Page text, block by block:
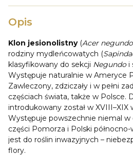
Opis
Klon jesionolistny(Acer negundo
rodziny mydleńcowatych (
klasyfikowany do sekcji Negundoi
Występuje naturalnie w Ameryce
Zawleczony, zdziczały i w pełni
częściach świata, także w Polsce.
introdukowany został w XVIII–XIX
Występuje powszechnie niemal w
części Pomorza i Polski
jest do roślin inwazyjnych –
flory.